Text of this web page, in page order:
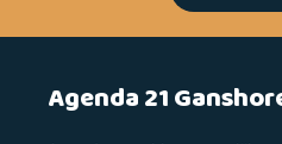
Agenda 21